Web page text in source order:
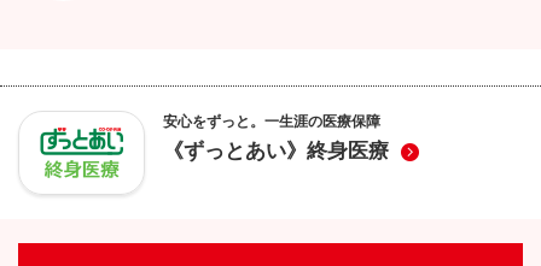
安心をずっと。一生涯の医療保障
《ずっとあい》終身医療